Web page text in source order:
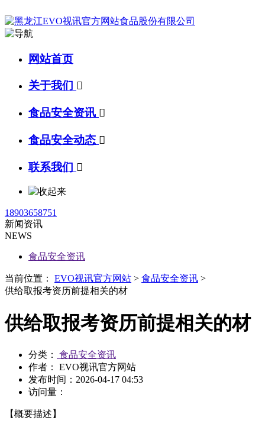
网站首页
关于我们 
食品安全资讯 
食品安全动态 
联系我们 
18903658751
新闻资讯
NEWS
食品安全资讯
当前位置： EVO视讯官方网站 > 食品安全资讯 >
供给取报考资历前提相关的材
供给取报考资历前提相关的材
分类：
食品安全资讯
作者： EVO视讯官方网站
发布时间： 2026-04-17 04:53
访问量：
【概要描述】